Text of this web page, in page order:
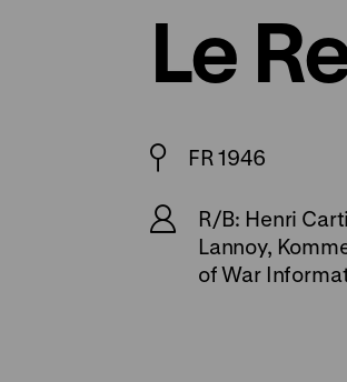
Le
FR 1946
R/B: Henri
Lannoy,
of War